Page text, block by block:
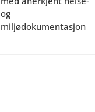
og
miljødokumentasjon